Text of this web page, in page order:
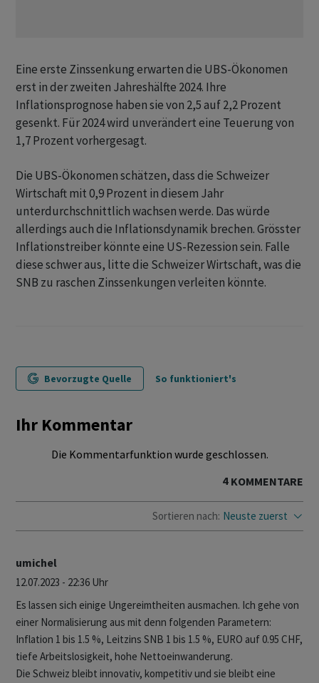
Eine erste Zinssenkung erwarten die UBS-Ökonomen
erst in der zweiten Jahreshälfte 2024. Ihre
Inflationsprognose haben sie von 2,5 auf 2,2 Prozent
gesenkt. Für 2024 wird unverändert eine Teuerung von
1,7 Prozent vorhergesagt.
Die UBS-Ökonomen schätzen, dass die Schweizer
Wirtschaft mit 0,9 Prozent in diesem Jahr
unterdurchschnittlich wachsen werde. Das würde
allerdings auch die Inflationsdynamik brechen. Grösster
Inflationstreiber könnte eine US-Rezession sein. Falle
diese schwer aus, litte die Schweizer Wirtschaft, was die
SNB zu raschen Zinssenkungen verleiten könnte.
Bevorzugte Quelle So funktioniert's
Ihr Kommentar
Die Kommentarfunktion wurde geschlossen.
4 KOMMENTARE
Sortieren nach: Neuste zuerst
umichel
12.07.2023 - 22:36 Uhr
Es lassen sich einige Ungereimtheiten ausmachen. Ich gehe von
einer Normalisierung aus mit denn folgenden Parametern:
Inflation 1 bis 1.5 %, Leitzins SNB 1 bis 1.5 %, EURO auf 0.95 CHF,
tiefe Arbeitslosigkeit, hohe Nettoeinwanderung.
Die Schweiz bleibt innovativ, kompetitiv und sie bleibt eine